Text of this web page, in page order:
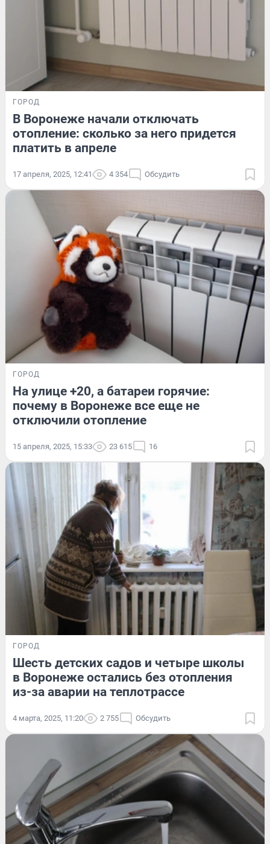
ГОРОД
В Воронеже начали отключать
отопление: сколько за него придется
платить в апреле
17 апреля, 2025, 12:41 4 354 Обсудить
ГОРОД
На улице +20, а батареи горячие:
почему в Воронеже все еще не
отключили отопление
15 апреля, 2025, 15:33 23 615 16
ГОРОД
Шесть детских садов и четыре школы
в Воронеже остались без отопления
из-за аварии на теплотрассе
4 марта, 2025, 11:20 2 755 Обсудить